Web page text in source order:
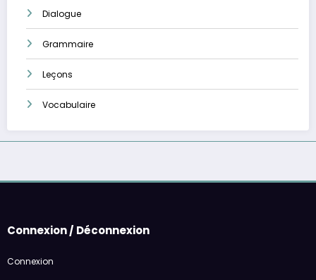
Dialogue
Grammaire
Leçons
Vocabulaire
Connexion / Déconnexion
Connexion